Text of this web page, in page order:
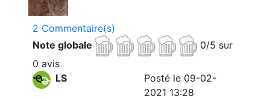
2 Commentaire(s)
Note globale
0/5 sur
0 avis
LS
Posté le 09-02-
2021 13:28